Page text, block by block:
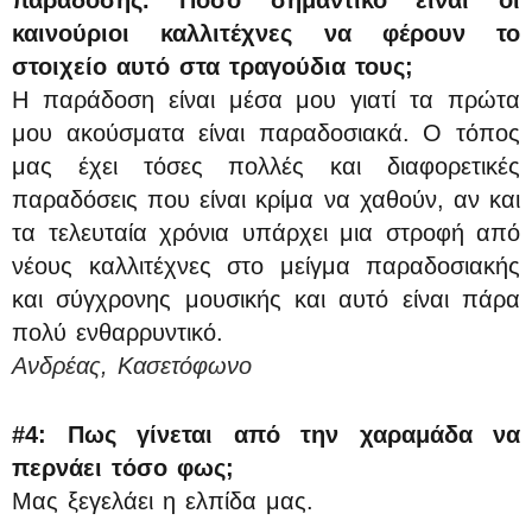
καινούριοι καλλιτέχνες να φέρουν το
στοιχείο αυτό στα τραγούδια τους;
Η παράδοση είναι μέσα μου γιατί τα πρώτα
μου ακούσματα είναι παραδοσιακά. Ο τόπος
μας έχει τόσες πολλές και διαφορετικές
παραδόσεις που είναι κρίμα να χαθούν, αν και
τα τελευταία χρόνια υπάρχει μια στροφή από
νέους καλλιτέχνες στο μείγμα παραδοσιακής
και σύγχρονης μουσικής και αυτό είναι πάρα
πολύ ενθαρρυντικό.
Ανδρέας, Κασετόφωνο
#4: Πως γίνεται από την χαραμάδα να
περνάει τόσο φως;
Μας ξεγελάει η ελπίδα μας.